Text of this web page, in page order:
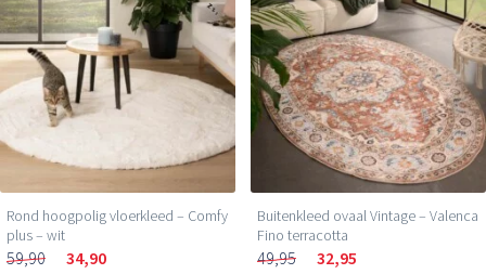
Rond hoogpolig vloerkleed – Comfy
plus – wit
59,90 34,90
Buitenkleed ovaal Vintage – Valenca
Fino terracotta
49,95 32,95